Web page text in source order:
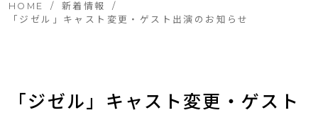
HOME
新着情報
「ジゼル」キャスト変更・ゲスト出演のお知らせ
「ジゼル」キャスト変更・ゲスト